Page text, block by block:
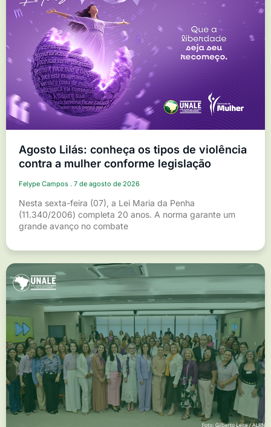
Agosto Lilás: conheça os tipos de violência
contra a mulher conforme legislação
Felype Campos 7 de agosto de 2026
Nesta sexta-feira (07), a Lei Maria da Penha
(11.340/2006) completa 20 anos. A norma garante um
grande avanço no combate